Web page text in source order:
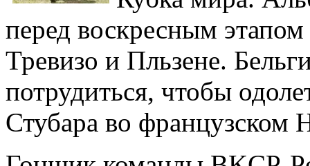
перед воскресным
Тревизо и Пльзене.
потрудиться, чтобы
Стубара во французском